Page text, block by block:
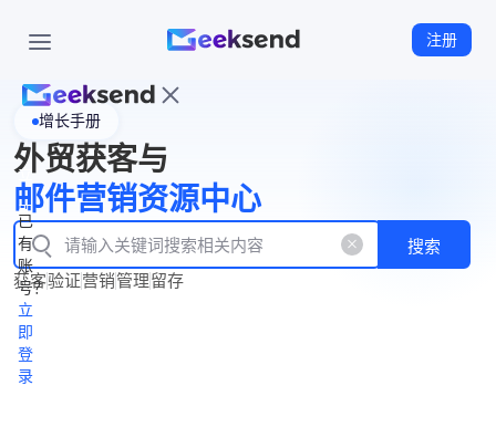
注册
页
WhatsApp
企业号
New
产
品
功
能
产
品
价
格
资
源
中
心
立
即
注
册
已
有
账
号？
立
即
登
录
增长手册
外贸获客与
邮件营销资源中心
搜索
获客验证营销管理留存